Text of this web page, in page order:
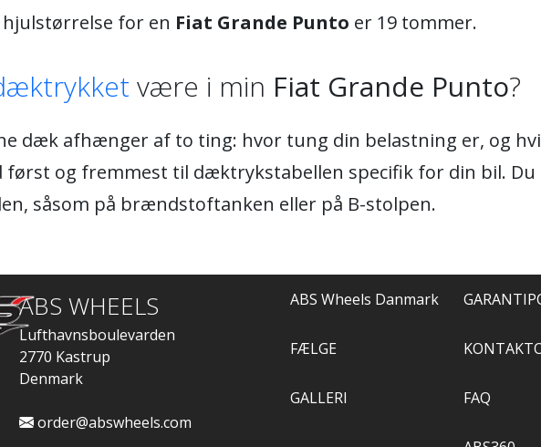
hjulstørrelse for en Fiat Grande Punto er 19 tommer.
være i min Fiat Grande Punto?
dæk afhænger af to ting: hvor tung din belastning er, og
først og fremmest til dæktrykstabellen specifik for din bil.
såsom på brændstoftanken eller på B-stolpen.
ABS WHEELS
Lufthavnsboulevarden
2770 Kastrup
Denmark
order@abswheels.com
ABS Wheels Danmark
FÆLGE
GALLERI FAQ